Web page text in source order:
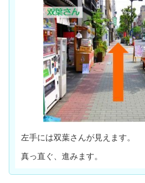
左手には双葉さんが見えます。
真っ直ぐ、進みます。